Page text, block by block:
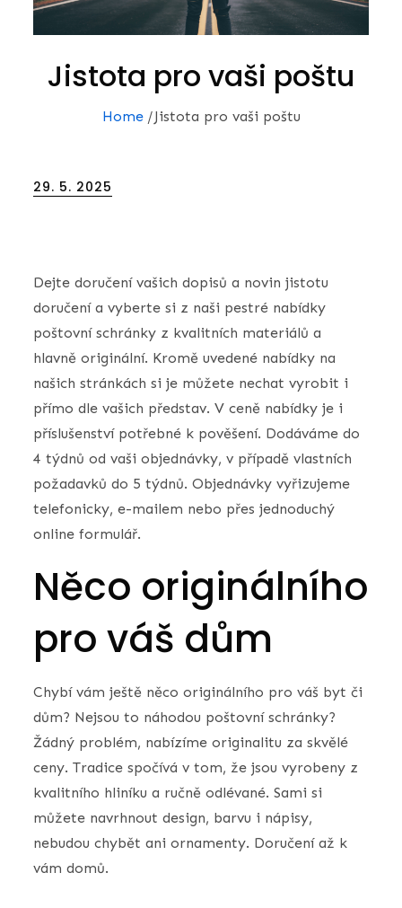
Jistota pro vaši poštu
Home Jistota pro vaši poštu
Posted
29. 5. 2025
Dejte doručení vašich dopisů a novin jistotu
doručení a vyberte si z naši pestré nabídky
poštovní schránky z kvalitních materiálů a
hlavně originální. Kromě uvedené nabídky na
našich stránkách si je můžete nechat vyrobit i
přímo dle vašich představ. V ceně nabídky je i
příslušenství potřebné k pověšení. Dodáváme do
4 týdnů od vaši objednávky, v případě vlastních
požadavků do 5 týdnů. Objednávky vyřizujeme
telefonicky, e-mailem nebo přes jednoduchý
online formulář.
Něco originálního
pro váš dům
Chybí vám ještě něco originálního pro váš byt či
dům? Nejsou to náhodou poštovní schránky?
Žádný problém, nabízíme originalitu za skvělé
ceny. Tradice spočívá v tom, že jsou vyrobeny z
kvalitního hliníku a ručně odlévané. Sami si
můžete navrhnout design, barvu i nápisy,
nebudou chybět ani ornamenty. Doručení až k
vám domů.